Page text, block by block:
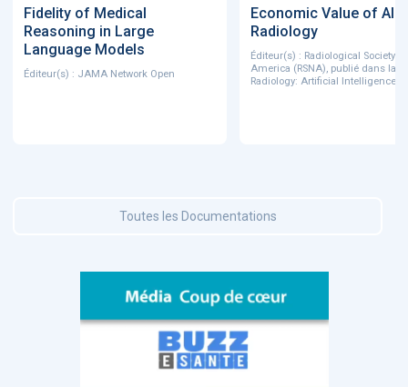
Fidelity of Medical
Reasoning in Large
Language Models
Éditeur(s) : JAMA Network Open
Economic Value of AI
Radiology
Éditeur(s) : Radiological Society
America (RSNA), publié dans la
Radiology: Artificial Intelligence
Toutes les Documentations